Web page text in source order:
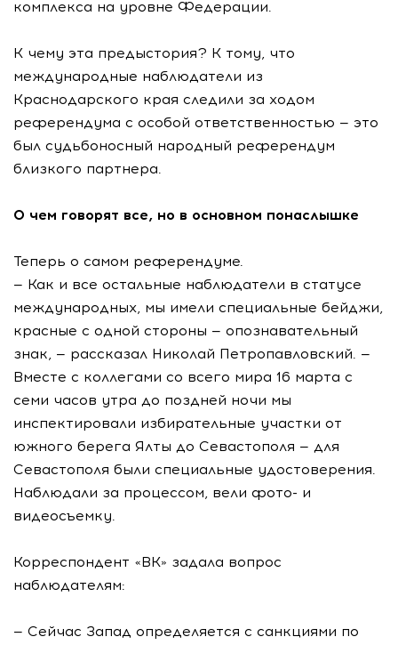
комплекса на уровне Федерации.
К чему эта предыстория? К тому, что
международные наблюдатели из
Краснодарского края следили за ходом
референдума с особой ответственностью — это
был судьбоносный народный референдум
близкого партнера.
О чем говорят все, но в основном понаслышке
Теперь о самом референдуме.
— Как и все остальные наблюдатели в статусе
международных, мы имели специальные бейджи,
красные с одной стороны — опознавательный
знак, — рассказал Николай Петропавловский. —
Вместе с коллегами со всего мира 16 марта с
семи часов утра до поздней ночи мы
инспектировали избирательные участки от
южного берега Ялты до Севастополя — для
Севастополя были специальные удостоверения.
Наблюдали за процессом, вели фото- и
видеосъемку.
Корреспондент «ВК» задала вопрос
наблюдателям:
— Сейчас Запад определяется с санкциями по